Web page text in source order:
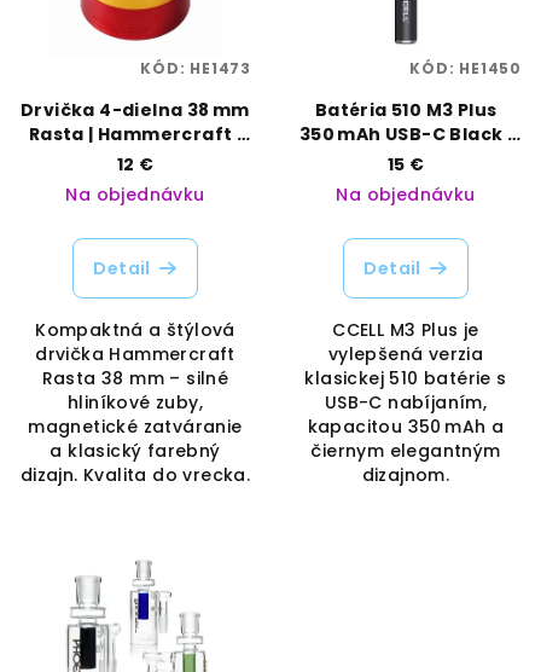
Drvička 4-dielna 38 mm
Rasta | Hammercraft |
Vaporama
12 €
Na objednávku
Detail
Kompaktná a štýlová
drvička Hammercraft
Rasta 38 mm – silné
hliníkové zuby,
magnetické zatváranie
a klasický farebný
dizajn. Kvalita do vrecka.
KÓD: HE1473
Batéria 510 M3 Plus
350 mAh USB-C Black |
CCELL | Vaporama
15 €
Na objednávku
Detail
CCELL M3 Plus je
vylepšená verzia
klasickej 510 batérie s
USB-C nabíjaním,
kapacitou 350 mAh a
čiernym elegantným
dizajnom.
KÓD: HE1450